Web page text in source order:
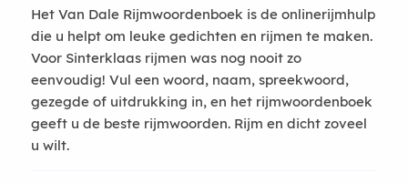
Het Van Dale Rijmwoordenboek is de onlinerijmhulp
die u helpt om leuke gedichten en rijmen te maken.
Voor Sinterklaas rijmen was nog nooit zo
eenvoudig! Vul een woord, naam, spreekwoord,
gezegde of uitdrukking in, en het rijmwoordenboek
geeft u de beste rijmwoorden. Rijm en dicht zoveel
u wilt.